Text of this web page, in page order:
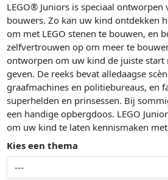
LEGO® Juniors is speciaal
bouwers. Zo kan uw kind ontdekken
om met LEGO stenen te bouwen, en
zelfvertrouwen op om meer te
ontworpen om uw kind de juiste start
geven. De reeks bevat alledaagse
graafmachines en politiebureaus, en
superhelden en prinsessen. Bij
een handige opbergdoos. LEGO
om uw kind te laten kennismaken
Kies een thema